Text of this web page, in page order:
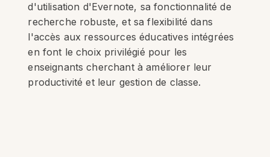
d'utilisation d'Evernote, sa fonctionnalité de
recherche robuste, et sa flexibilité dans
l'accès aux ressources éducatives intégrées
en font le choix privilégié pour les
enseignants cherchant à améliorer leur
productivité et leur gestion de classe.